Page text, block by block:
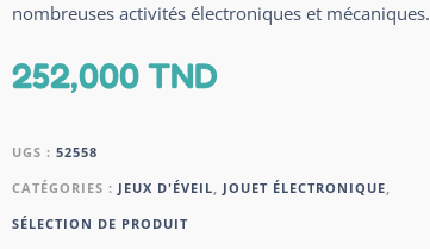
nombreuses activités électroniques et mécaniques.
252,000TND
UGS : 52558
CATÉGORIES : JEUX D'ÉVEIL, JOUET ÉLECTRONIQUE,
SÉLECTION DE PRODUIT